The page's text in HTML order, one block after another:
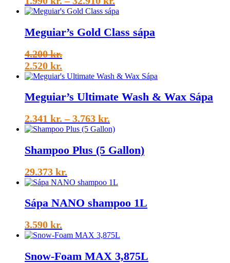
range:
through
Meguiar’s Gold Class sápa
4.200kr.
2.520 kr.
Meguiar’s Ultimate Wash & Wax Sápa
2.341 kr. – 3.763 kr.
range:
through
Shampoo Plus (5 Gallon)
29.373 kr.
Sápa NANO shampoo 1L
3.590 kr.
Snow-Foam MAX 3,875L